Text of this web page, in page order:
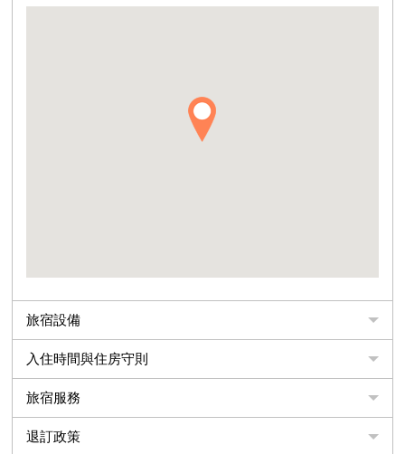
旅宿設備
入住時間與住房守則
旅宿服務
退訂政策